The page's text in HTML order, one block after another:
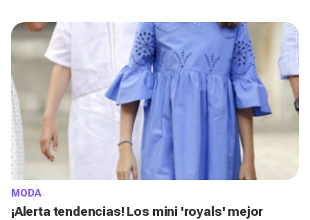
MODA
¡Alerta tendencias! Los mini 'royals' mejor